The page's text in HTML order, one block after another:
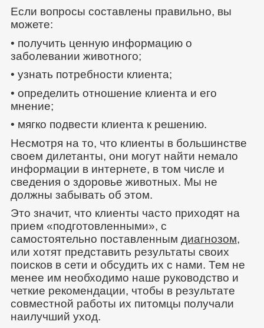
Если вопросы составлены правильно, вы
можете:
• получить ценную информацию о
заболевании животного;
• узнать потребности клиента;
• определить отношение клиента и его
мнение;
• мягко подвести клиента к решению.
Несмотря на то, что клиенты в большинстве
своем дилетанты, они могут найти немало
информации в интернете, в том числе и
сведения о здоровье животных. Мы не
должны забывать об этом.
Это значит, что клиенты часто приходят на
прием «подготовленными», с
самостоятельно поставленным диагнозом,
или хотят представить результаты своих
поисков в сети и обсудить их с нами. Тем не
менее им необходимо наше руководство и
четкие рекомендации, чтобы в результате
совместной работы их питомцы получали
наилучший уход.